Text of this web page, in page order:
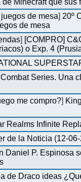
de Minecraft que sus
de mesa] 20º
de mesa
] [COMPRO]
o Exp. 4
Series. Una
me compro?]
Realms Infinite
de la Noticia (12-
Daniel P. Espinosa
de Draco ideas